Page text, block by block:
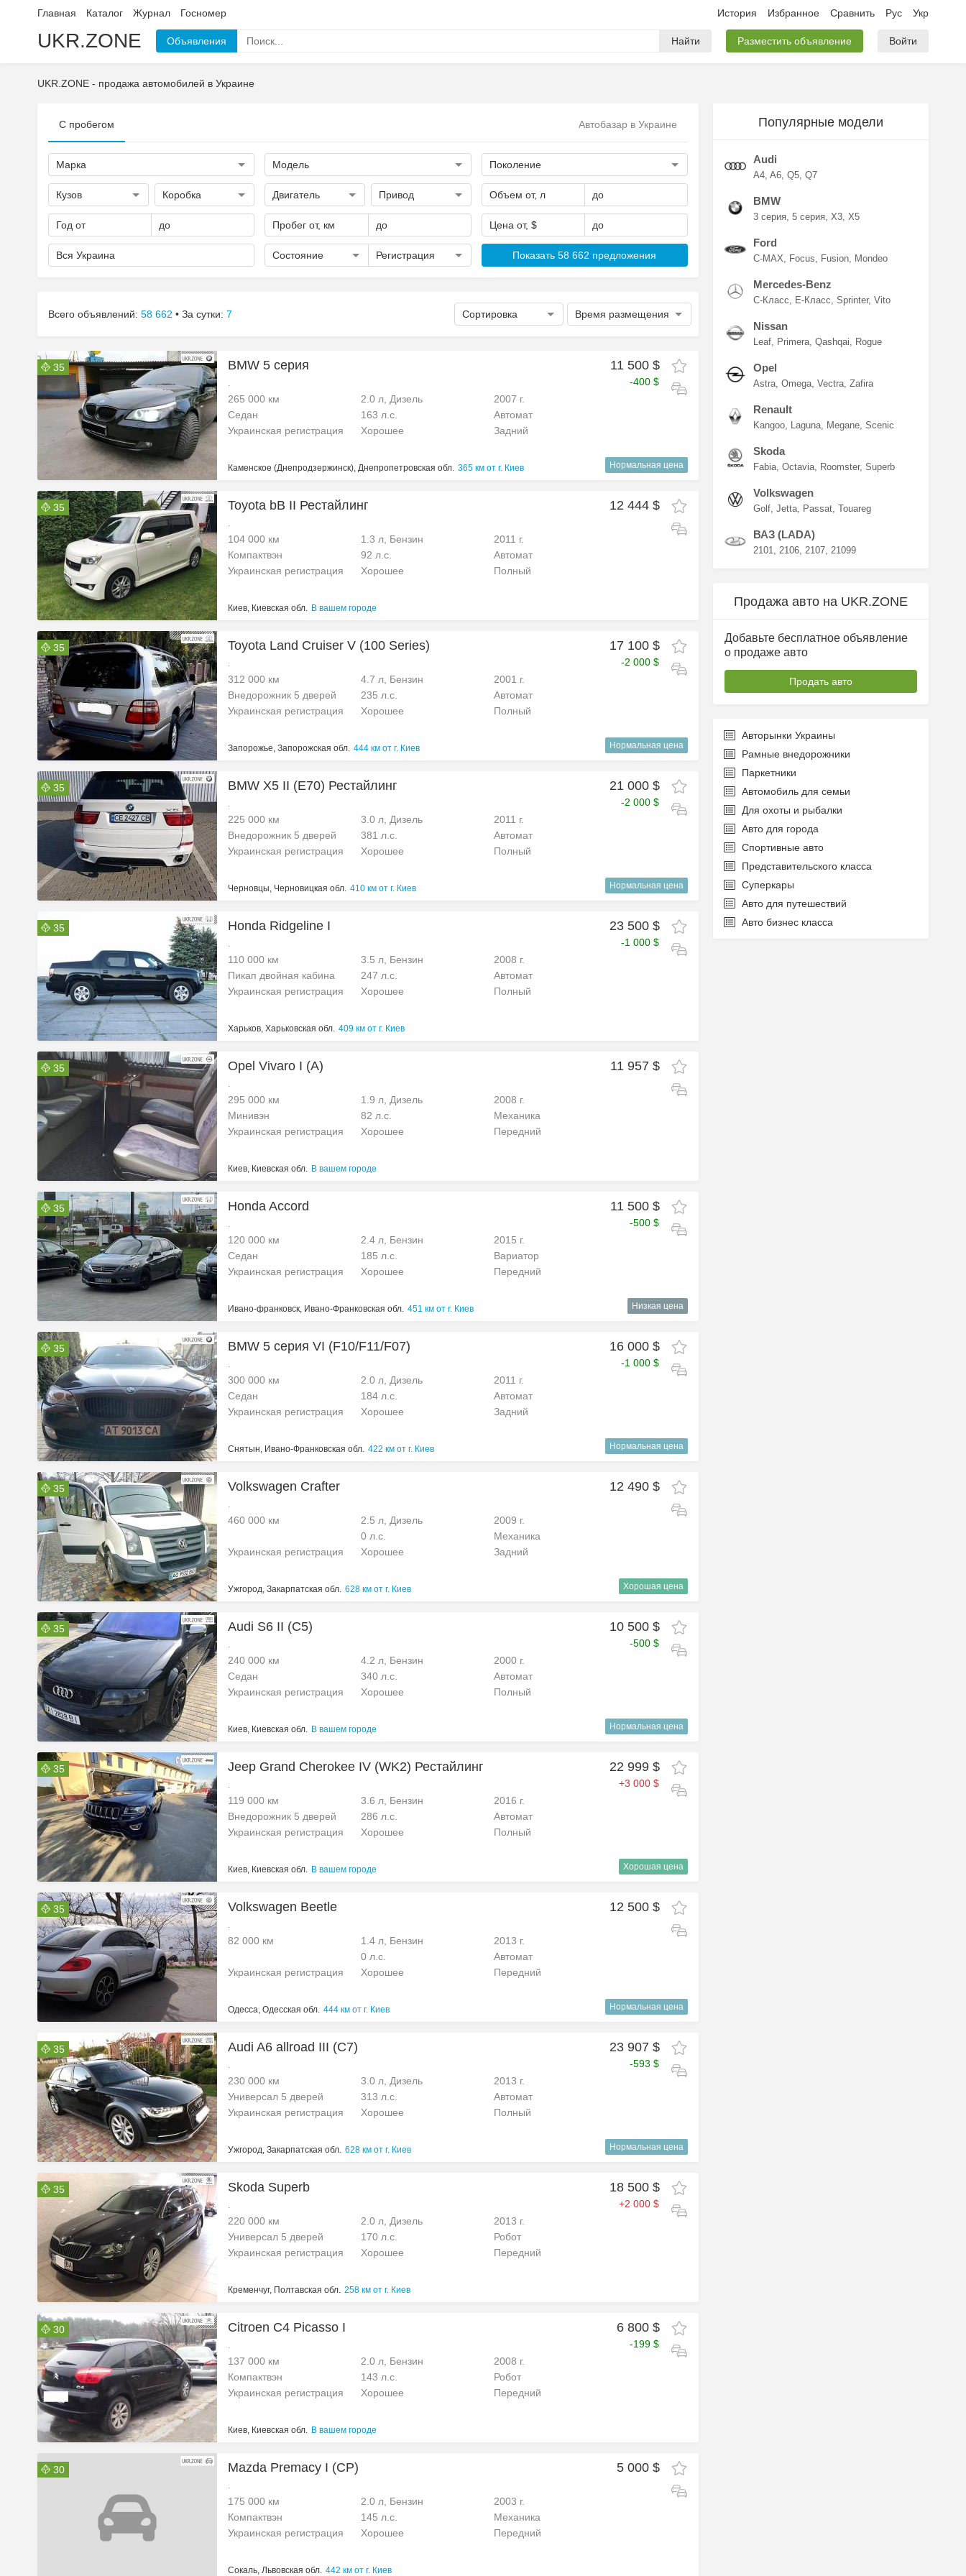
Главная Каталог Журнал Госномер История Избранное Сравнить Рус Укр
UKR.ZONE Объявления Найти Разместить объявление Войти
UKR.ZONE - продажа автомобилей в Украине
С пробегом Автобазар в Украине
Марка Модель Поколение
Кузов Коробка Двигатель Привод Объем от, л до
Год от до Пробег от, км до Цена от, $ до
Вся Украина Состояние Регистрация Показать 58 662 предложения
Всего объявлений: 58 662 • За сутки: 7 Сортировка Время размещения
35 BMW 5 серия 11 500 $
-400 $
.
265 000 км 2.0 л, Дизель
2007 г.
Седан
163 л.с.
Автомат
Украинская регистрация
Хорошее Задний
Каменское (Днепродзержинск), Днепропетровская обл. 365 км от г. Киев Нормальная цена
35 Toyota bB II Рестайлинг 12 444 $
.
104 000 км 1.3 л, Бензин
2011 г.
Компактвэн
92 л.с.
Автомат
Украинская регистрация
Хорошее Полный
Киев, Киевская обл. В вашем городе
35 Toyota Land Cruiser V (100 Series) 17 100 $
-2 000 $
.
312 000 км 4.7 л, Бензин
2001 г.
Внедорожник 5 дверей
235 л.с.
Автомат
Украинская регистрация
Хорошее Полный
Запорожье, Запорожская обл. 444 км от г. Киев Нормальная цена
35 BMW X5 II (E70) Рестайлинг 21 000 $
-2 000 $
.
225 000 км 3.0 л, Дизель
2011 г.
Внедорожник 5 дверей
381 л.с.
Автомат
Украинская регистрация
Хорошее Полный
Черновцы, Черновицкая обл. 410 км от г. Киев Нормальная цена
35 Honda Ridgeline I 23 500 $
-1 000 $
.
110 000 км 3.5 л, Бензин
2008 г.
Пикап двойная кабина
247 л.с.
Автомат
Украинская регистрация
Хорошее Полный
Харьков, Харьковская обл. 409 км от г. Киев
35 Opel Vivaro I (A) 11 957 $
.
295 000 км 1.9 л, Дизель
2008 г.
Минивэн
82 л.с.
Механика
Украинская регистрация
Хорошее Передний
Киев, Киевская обл. В вашем городе
35 Honda Accord 11 500 $
-500 $
.
120 000 км 2.4 л, Бензин
2015 г.
Седан
185 л.с.
Вариатор
Украинская регистрация
Хорошее Передний
Ивано-франковск, Ивано-Франковская обл. 451 км от г. Киев Низкая цена
35 BMW 5 серия VI (F10/F11/F07) 16 000 $
-1 000 $
.
300 000 км 2.0 л, Дизель
2011 г.
Седан
184 л.с.
Автомат
Украинская регистрация
Хорошее Задний
Снятын, Ивано-Франковская обл. 422 км от г. Киев Нормальная цена
35 Volkswagen Crafter 12 490 $
.
460 000 км 2.5 л, Дизель
2009 г.
0 л.с.
Механика
Украинская регистрация
Хорошее Задний
Ужгород, Закарпатская обл. 628 км от г. Киев Хорошая цена
35 Audi S6 II (C5) 10 500 $
-500 $
.
240 000 км 4.2 л, Бензин
2000 г.
Седан
340 л.с.
Автомат
Украинская регистрация
Хорошее Полный
Киев, Киевская обл. В вашем городе Нормальная цена
35 Jeep Grand Cherokee IV (WK2) Рестайлинг 22 999 $
+3 000 $
.
119 000 км 3.6 л, Бензин
2016 г.
Внедорожник 5 дверей
286 л.с.
Автомат
Украинская регистрация
Хорошее Полный
Киев, Киевская обл. В вашем городе Хорошая цена
35 Volkswagen Beetle 12 500 $
.
82 000 км 1.4 л, Бензин
2013 г.
0 л.с.
Автомат
Украинская регистрация
Хорошее Передний
Одесса, Одесская обл. 444 км от г. Киев Нормальная цена
35 Audi A6 allroad III (C7) 23 907 $
-593 $
.
230 000 км 3.0 л, Дизель
2013 г.
Универсал 5 дверей
313 л.с.
Автомат
Украинская регистрация
Хорошее Полный
Ужгород, Закарпатская обл. 628 км от г. Киев Нормальная цена
35 Skoda Superb 18 500 $
+2 000 $
.
220 000 км 2.0 л, Дизель
2013 г.
Универсал 5 дверей
170 л.с.
Робот
Украинская регистрация
Хорошее Передний
Кременчуг, Полтавская обл. 258 км от г. Киев
30 Citroen C4 Picasso I 6 800 $
-199 $
.
137 000 км 2.0 л, Бензин
2008 г.
Компактвэн
143 л.с.
Робот
Украинская регистрация
Хорошее Передний
Киев, Киевская обл. В вашем городе
30 Mazda Premacy I (CP) 5 000 $
.
175 000 км 2.0 л, Бензин
2003 г.
Компактвэн
145 л.с.
Механика
Украинская регистрация
Хорошее Передний
Сокаль, Львовская обл. 442 км от г. Киев
Популярные модели
Audi
A4 A6 Q5 Q7
BMW
3 серия 5 серия X3 X5
Ford
C-MAX Focus Fusion Mondeo
Mercedes-Benz
C-Класс E-Класс Sprinter Vito
Nissan
Leaf Primera Qashqai Rogue
Opel
Astra Omega Vectra Zafira
Renault
Kangoo Laguna Megane Scenic
Skoda
Fabia Octavia Roomster Superb
Volkswagen
Golf Jetta Passat Touareg
ВАЗ (LADA)
2101 2106 2107 21099
Продажа авто на UKR.ZONE
Добавьте бесплатное объявление
о продаже авто
Продать авто
Авторынки Украины
Рамные внедорожники
Паркетники
Автомобиль для семьи
Для охоты и рыбалки
Авто для города
Спортивные авто
Представительского класса
Суперкары
Авто для путешествий
Авто бизнес класса